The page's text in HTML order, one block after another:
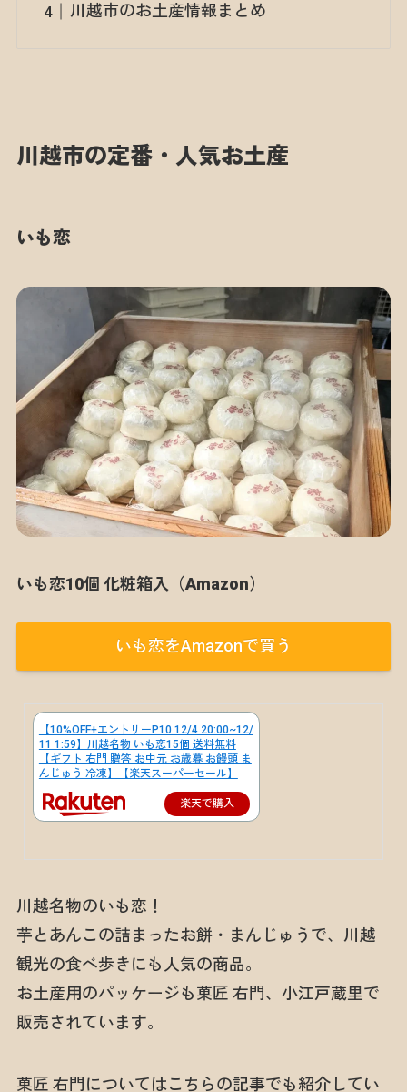
川越市のお土産情報まとめ
川越市の定番・人気お土産
いも恋
いも恋10個 化粧箱入（Amazon）
いも恋をAmazonで買う
【10%OFF+エントリーP10 12/4 20:00~12/
11 1:59】川越名物 いも恋15個 送料無料
【ギフト 右門 贈答 お中元 お歳暮 お饅頭 ま
んじゅう 冷凍】【楽天スーパーセール】
楽天で購入
川越名物のいも恋！
芋とあんこの詰まったお餅・まんじゅうで、川越
観光の食べ歩きにも人気の商品。
お土産用のパッケージも菓匠 右門、小江戸蔵里で
販売されています。
菓匠 右門についてはこちらの記事でも紹介してい